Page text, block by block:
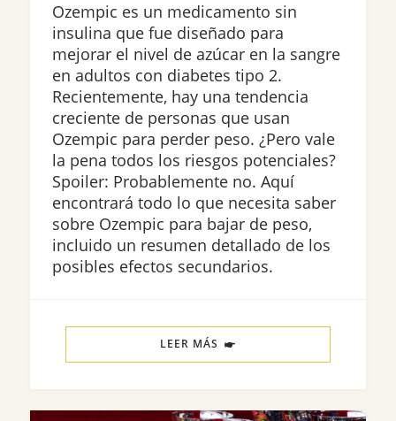
Ozempic es un medicamento sin
insulina que fue diseñado para
mejorar el nivel de azúcar en la sangre
en adultos con diabetes tipo 2.
Recientemente, hay una tendencia
creciente de personas que usan
Ozempic para perder peso. ¿Pero vale
la pena todos los riesgos potenciales?
Spoiler: Probablemente no. Aquí
encontrará todo lo que necesita saber
sobre Ozempic para bajar de peso,
incluido un resumen detallado de los
posibles efectos secundarios.
LEER MÁS